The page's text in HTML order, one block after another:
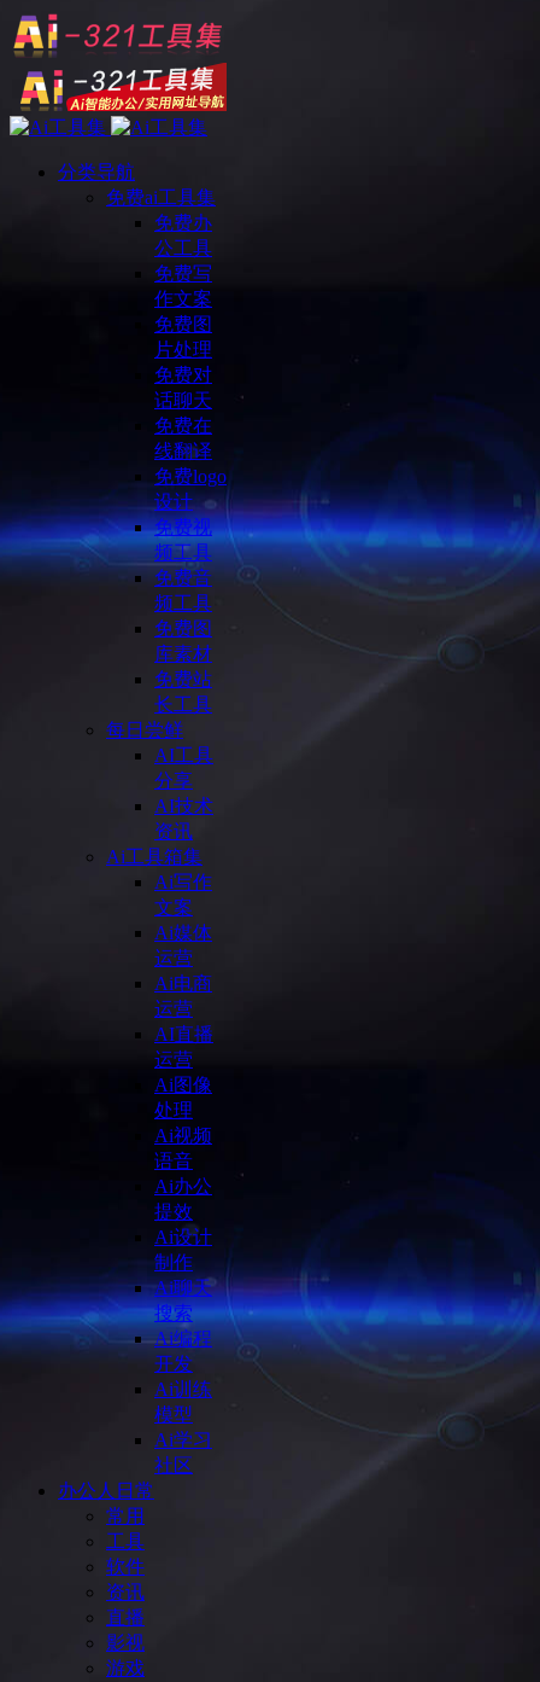
分类导航
免费ai工具集
免费办
公工具
免费写
作文案
免费图
片处理
免费对
话聊天
免费在
线翻译
免费logo
设计
免费视
频工具
免费音
频工具
免费图
库素材
免费站
长工具
每日尝鲜
AI工具
分享
AI技术
资讯
Ai工具箱集
Ai写作
文案
Ai媒体
运营
Ai电商
运营
AI直播
运营
Ai图像
处理
Ai视频
语音
Ai办公
提效
Ai设计
制作
Ai聊天
搜索
Ai编程
开发
Ai训练
模型
Ai学习
社区
办公人日常
常用
工具
软件
资讯
直播
影视
游戏